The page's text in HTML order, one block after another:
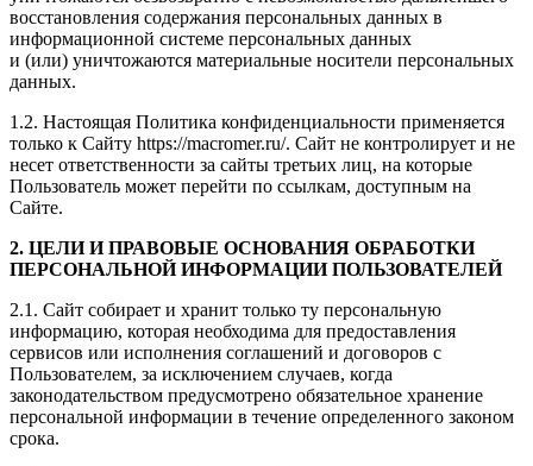
восстановления содержания персональных данных в
информационной системе персональных данных
и (или) уничтожаются материальные носители персональных
данных.
1.2. Настоящая Политика конфиденциальности применяется
только к Сайту https://macromer.ru/. Сайт не контролирует и не
несет ответственности за сайты третьих лиц, на которые
Пользователь может перейти по ссылкам, доступным на
Сайте.
2. ЦЕЛИ И ПРАВОВЫЕ ОСНОВАНИЯ ОБРАБОТКИ
ПЕРСОНАЛЬНОЙ ИНФОРМАЦИИ ПОЛЬЗОВАТЕЛЕЙ
2.1. Сайт собирает и хранит только ту персональную
информацию, которая необходима для предоставления
сервисов или исполнения соглашений и договоров с
Пользователем, за исключением случаев, когда
законодательством предусмотрено обязательное хранение
персональной информации в течение определенного законом
срока.